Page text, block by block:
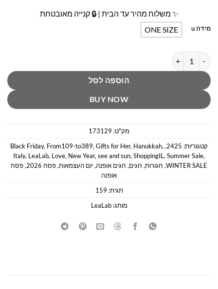
✨ משלוח מהיר עד הבית | 🔒 קנייה מאובטחת
מידה u ONE SIZE
כמות של חגורת קשירה עור רחבה צבע שחור ליאלב
הוספה לסל
BUY NOW
מק"ט: 173129
קטגוריות: 2425
,
Black Friday, From109-to389, Gifts for Her, Hanukkah,
Italy, LeaLab, Love, New Year, see and sun, ShoppingIL, Summer Sale,
WINTER SALE
, חגורות, חגים, חגים אופנה,יום העצמאות,פסח 2026 ,פסח
אופנה
תגית: 159
מותג:LeaLab